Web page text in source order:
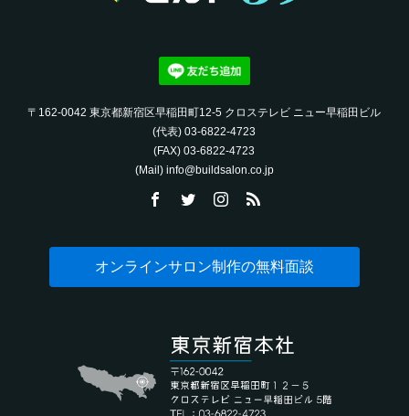
〒162-0042 東京都新宿区早稲田町12-5 クロステレビ ニュー早稲田ビル
(代表) 03-6822-4723‬
(FAX) 03-6822-4723‬
(Mail) info@buildsalon.co.jp
オンラインサロン制作の無料面談